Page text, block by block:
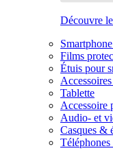
Découvre
Films
Étuis pour
Tablette
Accessoire
Audio- et
Casques &
Téléphones